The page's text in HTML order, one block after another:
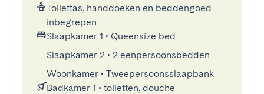
Toilettas, handdoeken en beddengoed
inbegrepen
Slaapkamer 1 • Queensize bed
Slaapkamer 2 • 2 eenpersoonsbedden
Woonkamer • Tweepersoonsslaapbank
Badkamer 1 • toiletten, douche